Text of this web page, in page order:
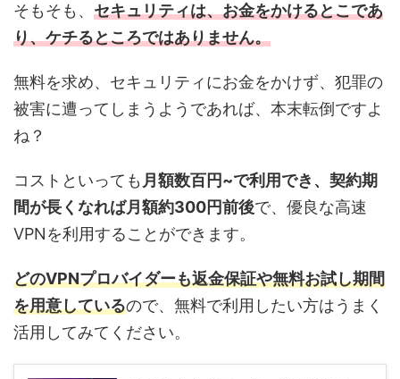
そもそも、 セキュリティは、お金をかけるとこであ
り、ケチるところではありません。
無料を求め、セキュリティにお金をかけず、犯罪の
被害に遭ってしまうようであれば、本末転倒ですよ
ね？
コストといっても 月額数百円~で利用でき、契約期
間が長くなれば月額約300円前後で、優良な高速
VPNを利用することができます。
どのVPNプロバイダーも返金保証や無料お試し期間
を用意しているので、無料で利用したい方はうまく
活用してみてください。